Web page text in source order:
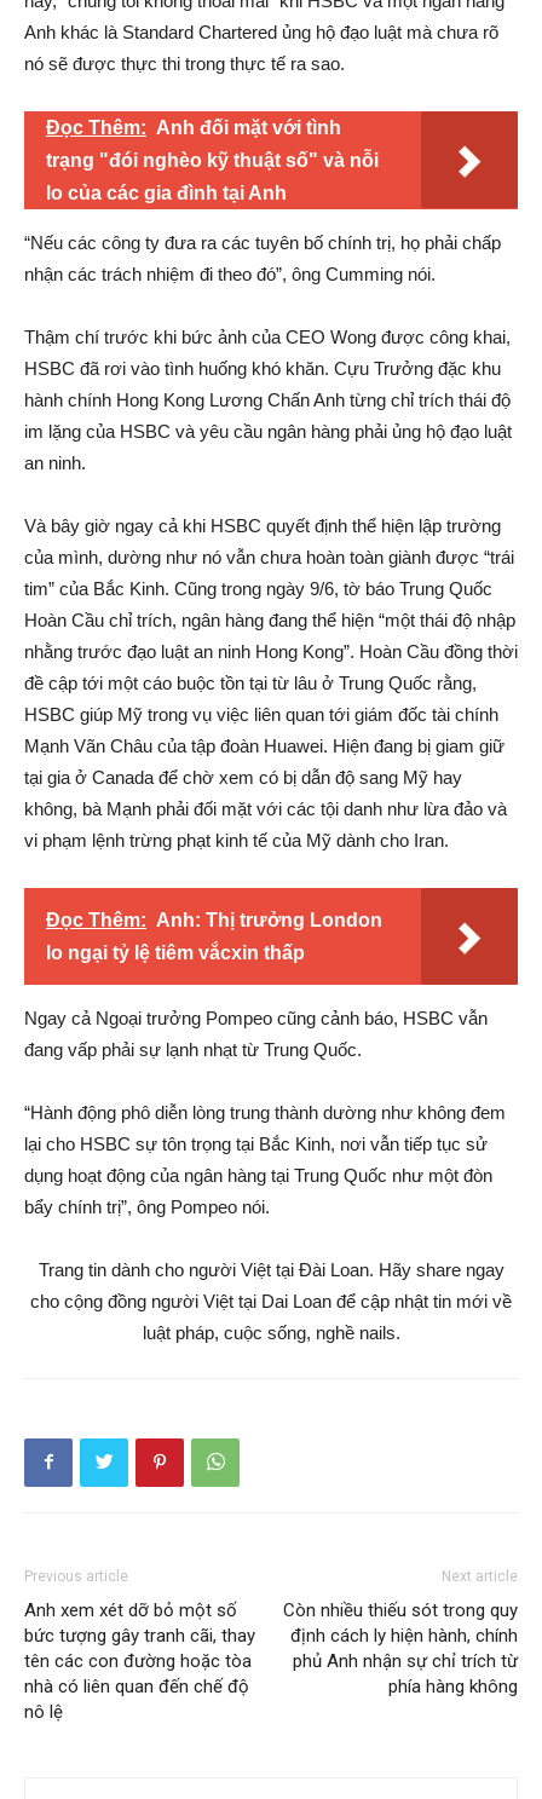
Anh khác là Standard Chartered ủng hộ đạo luật mà chưa rõ
nó sẽ được thực thi trong thực tế ra sao.
Đọc Thêm: Anh đối mặt với tình
trạng "đói nghèo kỹ thuật số" và nỗi
lo của các gia đình tại Anh
“Nếu các công ty đưa ra các tuyên bố chính trị, họ phải chấp
nhận các trách nhiệm đi theo đó”, ông Cumming nói.
Thậm chí trước khi bức ảnh của CEO Wong được công khai,
HSBC đã rơi vào tình huống khó khăn. Cựu Trưởng đặc khu
hành chính Hong Kong Lương Chấn Anh từng chỉ trích thái độ
im lặng của HSBC và yêu cầu ngân hàng phải ủng hộ đạo luật
an ninh.
Và bây giờ ngay cả khi HSBC quyết định thể hiện lập trường
của mình, dường như nó vẫn chưa hoàn toàn giành được “trái
tim” của Bắc Kinh. Cũng trong ngày 9/6, tờ báo Trung Quốc
Hoàn Cầu chỉ trích, ngân hàng đang thể hiện “một thái độ nhập
nhằng trước đạo luật an ninh Hong Kong”. Hoàn Cầu đồng thời
đề cập tới một cáo buộc tồn tại từ lâu ở Trung Quốc rằng,
HSBC giúp Mỹ trong vụ việc liên quan tới giám đốc tài chính
Mạnh Vãn Châu của tập đoàn Huawei. Hiện đang bị giam giữ
tại gia ở Canada để chờ xem có bị dẫn độ sang Mỹ hay
không, bà Mạnh phải đối mặt với các tội danh như lừa đảo và
vi phạm lệnh trừng phạt kinh tế của Mỹ dành cho Iran.
Đọc Thêm: Anh: Thị trưởng London
lo ngại tỷ lệ tiêm vắcxin thấp
Ngay cả Ngoại trưởng Pompeo cũng cảnh báo, HSBC vẫn
đang vấp phải sự lạnh nhạt từ Trung Quốc.
“Hành động phô diễn lòng trung thành dường như không đem
lại cho HSBC sự tôn trọng tại Bắc Kinh, nơi vẫn tiếp tục sử
dụng hoạt động của ngân hàng tại Trung Quốc như một đòn
bẩy chính trị”, ông Pompeo nói.
Trang tin dành cho người Việt tại Đài Loan. Hãy share ngay
cho cộng đồng người Việt tại Dai Loan để cập nhật tin mới về
luật pháp, cuộc sống, nghề nails.
Previous article
Anh xem xét dỡ bỏ một số
bức tượng gây tranh cãi, thay
tên các con đường hoặc tòa
nhà có liên quan đến chế độ
nô lệ
Next article
Còn nhiều thiếu sót trong quy
định cách ly hiện hành, chính
phủ Anh nhận sự chỉ trích từ
phía hàng không